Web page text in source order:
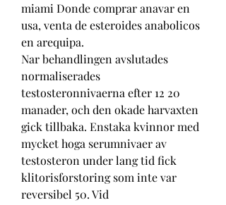
miami Donde comprar anavar en
usa, venta de esteroides anabolicos
en arequipa.
Nar behandlingen avslutades
normaliserades
testosteronnivaerna efter 12 20
manader, och den okade harvaxten
gick tillbaka. Enstaka kvinnor med
mycket hoga serumnivaer av
testosteron under lang tid fick
klitorisforstoring som inte var
reversibel 50. Vid